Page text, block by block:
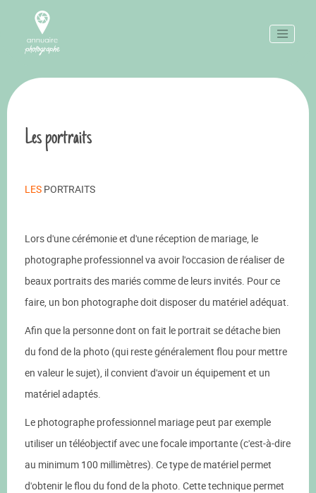
Les portraits
LES PORTRAITS
Lors d'une cérémonie et d'une réception de mariage, le
photographe professionnel va avoir l'occasion de réaliser de
beaux portraits des mariés comme de leurs invités. Pour ce
faire, un bon photographe doit disposer du matériel adéquat.
Afin que la personne dont on fait le portrait se détache bien
du fond de la photo (qui reste généralement flou pour mettre
en valeur le sujet), il convient d'avoir un équipement et un
matériel adaptés.
Le photographe professionnel mariage peut par exemple
utiliser un téléobjectif avec une focale importante (c'est-à-dire
au minimum 100 millimètres). Ce type de matériel permet
d'obtenir le flou du fond de la photo. Cette technique permet